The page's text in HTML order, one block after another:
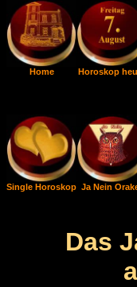
Home Horoskop
Single Horoskop Ja Nein
Das